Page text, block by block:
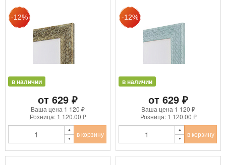
в наличии
от 629 ₽
Ваша цена 1 120 ₽
Розница: 1 120.00 ₽
в корзину
в наличии
от 629 ₽
Ваша цена 1 120 ₽
Розница: 1 120.00 ₽
в корзину